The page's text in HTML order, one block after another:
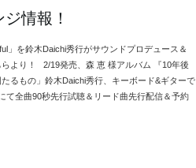
情報！
」を鈴木Daichi秀行がサウンドプロデュース＆
より！ 2/19発売、森 恵 様アルバム 『10年後
るもの」鈴木Daichi秀行、キーボード&ギターで
て全曲90秒先行試聴＆リード曲先行配信＆予約